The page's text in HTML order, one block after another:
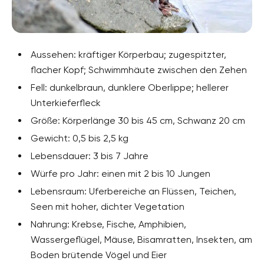
Aussehen: kräftiger Körperbau; zugespitzter,
flacher Kopf; Schwimmhäute zwischen den Zehen
Fell: dunkelbraun, dunklere Oberlippe; hellerer
Unterkieferfleck
Größe: Körperlänge 30 bis 45 cm, Schwanz 20 cm
Gewicht: 0,5 bis 2,5 kg
Lebensdauer: 3 bis 7 Jahre
Würfe pro Jahr: einen mit 2 bis 10 Jungen
Lebensraum: Uferbereiche an Flüssen, Teichen,
Seen mit hoher, dichter Vegetation
Nahrung: Krebse, Fische, Amphibien,
Wassergeflügel, Mäuse, Bisamratten, Insekten, am
Boden brütende Vögel und Eier